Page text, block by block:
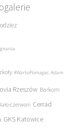
#WartoPomagac Adam
Rzeszów Barkom
czerwoni Cerrad
GKS Katowice